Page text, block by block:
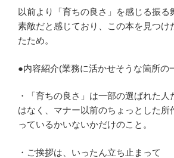
以前より「育ちの良さ」を感じる振る
素敵だと感じており、この本を見つけ
たため。
●内容紹介(業務に活かせそうな箇所の
・「育ちの良さ」は一部の選ばれた
はなく、マナー以前のちょっとした所
っているかいないかだけのこと。
・ご挨拶は、いったん立ち止まって